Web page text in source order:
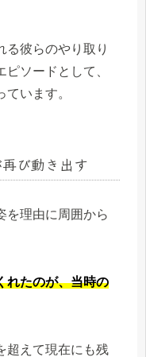
る彼らのやり取り
ソードとして、
います。
び動き出す
を理由に周囲から
れたのが、当時の
超えて現在にも残